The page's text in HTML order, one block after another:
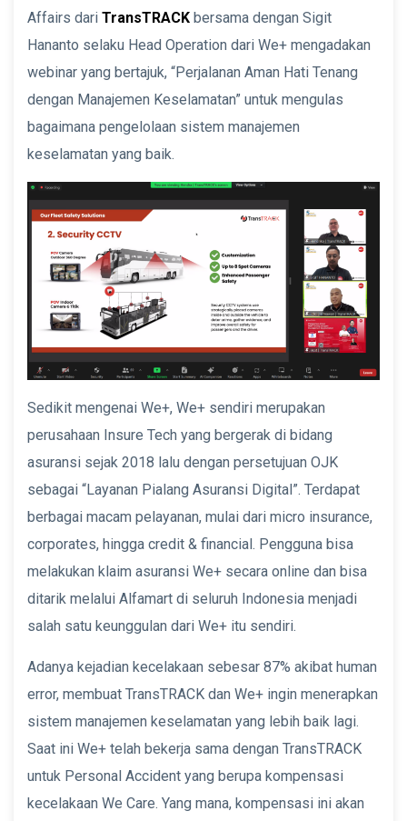
Affairs dari TransTRACK bersama dengan Sigit
Hananto selaku Head Operation dari We+ mengadakan
webinar yang bertajuk, “Perjalanan Aman Hati Tenang
dengan Manajemen Keselamatan” untuk mengulas
bagaimana pengelolaan sistem manajemen
keselamatan yang baik.
Sedikit mengenai We+, We+ sendiri merupakan
perusahaan Insure Tech yang bergerak di bidang
asuransi sejak 2018 lalu dengan persetujuan OJK
sebagai “Layanan Pialang Asuransi Digital”. Terdapat
berbagai macam pelayanan, mulai dari micro insurance,
corporates, hingga credit & financial. Pengguna bisa
melakukan klaim asuransi We+ secara online dan bisa
ditarik melalui Alfamart di seluruh Indonesia menjadi
salah satu keunggulan dari We+ itu sendiri.
Adanya kejadian kecelakaan sebesar 87% akibat human
error, membuat TransTRACK dan We+ ingin menerapkan
sistem manajemen keselamatan yang lebih baik lagi.
Saat ini We+ telah bekerja sama dengan TransTRACK
untuk Personal Accident yang berupa kompensasi
kecelakaan We Care. Yang mana, kompensasi ini akan